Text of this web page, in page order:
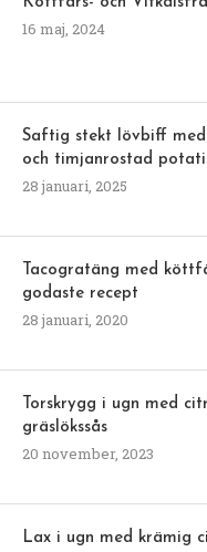
16 maj, 2024
Saftig stekt lövbiff med
och timjanrostad
28 januari, 2025
Tacogratäng med
godaste recept
28 januari, 2020
Torskrygg i ugn med
gräslökssås
20 november, 2023
Lax i ugn med krämig